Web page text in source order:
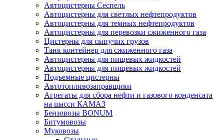
Автоцистерны Сеспель
Автоцистерны для светлых нефтепродуктов
Автоцистерны для темных нефтепродуктов
Автоцистерны для перевозки сжиженного газа
Цистерны для сыпучих грузов
Танк контейнер для сжиженного газа
Автоцистерны для пищевых жидкостей
Автоцистерны для пищевых жидкостей
Подъемные цистерны
Автотопливо­заправщики
Агрегаты для сбора нефти и газового конденсата
на шасси КАМАЗ
Бензовозы BONUM
Битумовозы
Муковозы